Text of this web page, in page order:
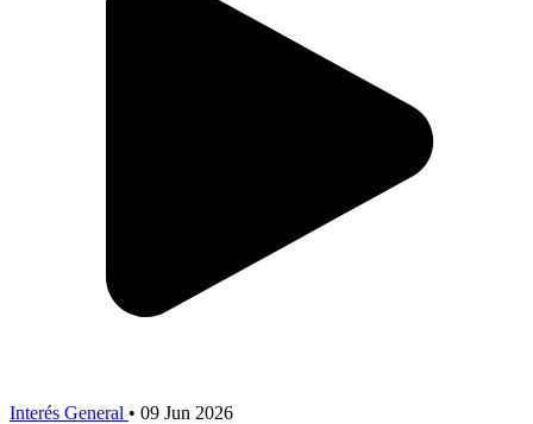
Interés General • 09 Jun 2026